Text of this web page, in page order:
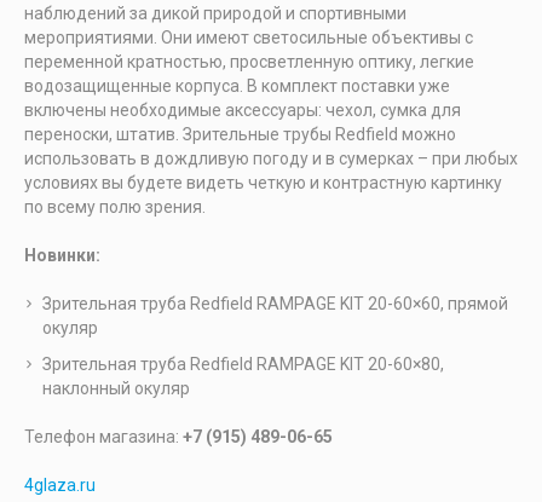
наблюдений за дикой природой и спортивными
мероприятиями. Они имеют светосильные объективы с
переменной кратностью, просветленную оптику, легкие
водозащищенные корпуса. В комплект поставки уже
включены необходимые аксессуары: чехол, сумка для
переноски, штатив. Зрительные трубы Redfield можно
использовать в дождливую погоду и в сумерках – при любых
условиях вы будете видеть четкую и контрастную картинку
по всему полю зрения.
Новинки:
Зрительная труба Redfield RAMPAGE KIT 20-60×60, прямой
окуляр
Зрительная труба Redfield RAMPAGE KIT 20-60×80,
наклонный окуляр
Телефон магазина: +7 (915) 489-06-65
4glaza.ru